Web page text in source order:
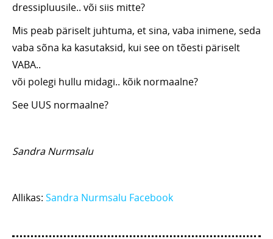
dressipluusile.. või siis mitte?
Mis peab päriselt juhtuma, et sina, vaba inimene, seda
vaba sõna ka kasutaksid, kui see on tõesti päriselt
VABA..
või polegi hullu midagi.. kõik normaalne?
See UUS normaalne?
Sandra Nurmsalu
Allikas: Sandra Nurmsalu Facebook